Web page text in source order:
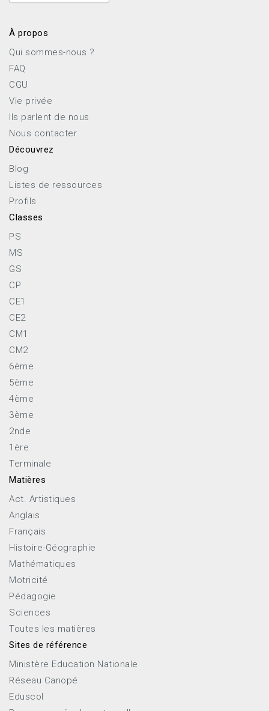
À propos
Qui sommes-nous ?
FAQ
CGU
Vie privée
Ils parlent de nous
Nous contacter
Découvrez
Blog
Listes de ressources
Profils
Classes
PS
MS
GS
CP
CE1
CE2
CM1
CM2
6ème
5ème
4ème
3ème
2nde
1ère
Terminale
Matières
Act. Artistiques
Anglais
Français
Histoire-Géographie
Mathématiques
Motricité
Pédagogie
Sciences
Toutes les matières
Sites de référence
Ministère Education Nationale
Réseau Canopé
Eduscol